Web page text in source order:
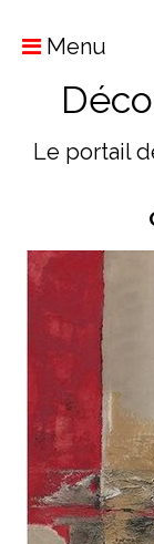
Menu
Le portail